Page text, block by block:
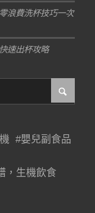
浪費洗杯技巧一次
速出杯攻略
#嬰兒副食品
，生機飲食